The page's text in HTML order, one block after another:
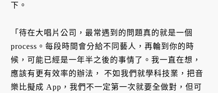
下。
「待在大唱片公司，最常遇到的問題真的就是一個
process。每段時間會分給不同藝人，再輪到你的時
候，可能已經是一年半之後的事情了。我一直在想，
應該有更有效率的辦法， 不如我們就學科技業，把音
樂比擬成 App，我們不一定第一次就要全做對，但可